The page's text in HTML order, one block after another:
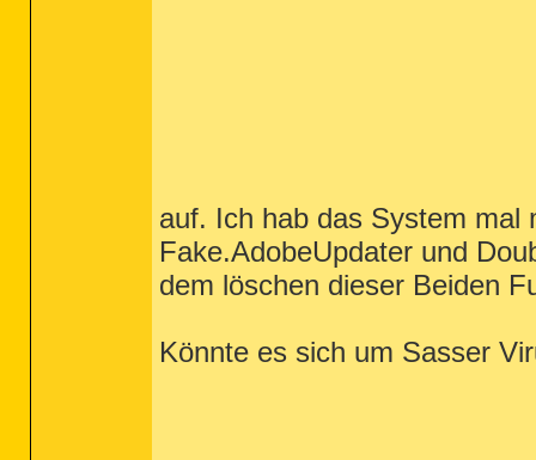
auf. Ich hab das System mal
Fake.AdobeUpdater und
dem löschen dieser Beiden
Könnte es sich um Sasser